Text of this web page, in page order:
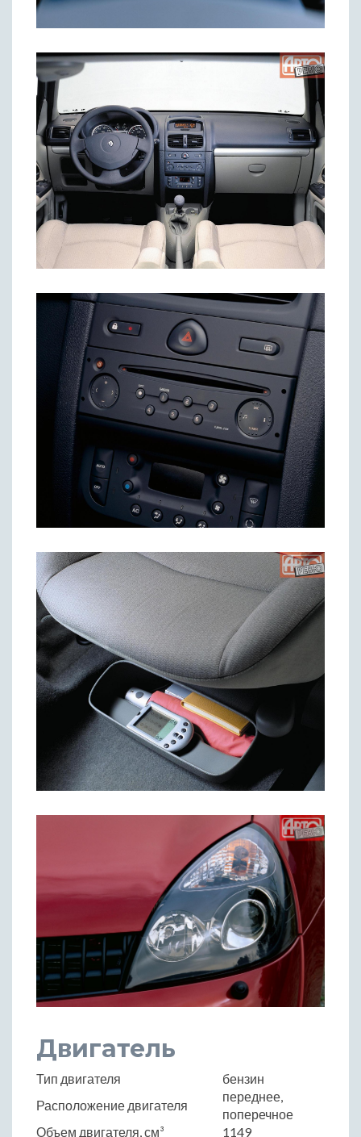
Двигатель
Тип двигателя
бензин
Расположение двигателя
переднее,
поперечное
Объем двигателя, см³
1149